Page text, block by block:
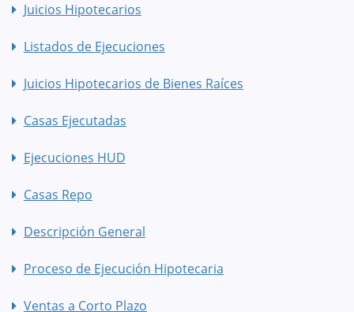
Juicios Hipotecarios
Listados de Ejecuciones
Juicios Hipotecarios de Bienes Raíces
Casas Ejecutadas
Ejecuciones HUD
Casas Repo
Descripción General
Proceso de Ejecución Hipotecaria
Ventas a Corto Plazo